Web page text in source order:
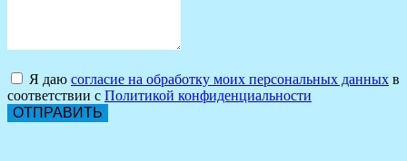
Я даю согласие на обработку моих персональных данных в
соответствии с Политикой конфиденциальности
ОТПРАВИТЬ